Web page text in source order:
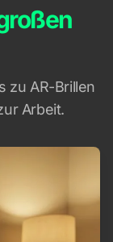
zu AR-Brillen
Arbeit.